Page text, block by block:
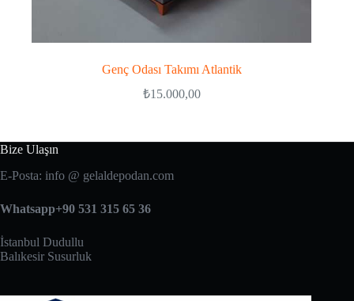
Genç Odası Takımı Atlantik
₺15.000,00
Bize Ulaşın
E-Posta: info @ gelaldepodan.com
Whatsapp+90 531 315 65 36
İstanbul Dudullu
Balıkesir Susurluk